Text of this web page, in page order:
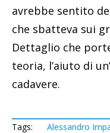
avrebbe sentito
che sbatteva sui
Dettaglio che
teoria, l’aiuto di
cadavere.
Tags:
Alessandro